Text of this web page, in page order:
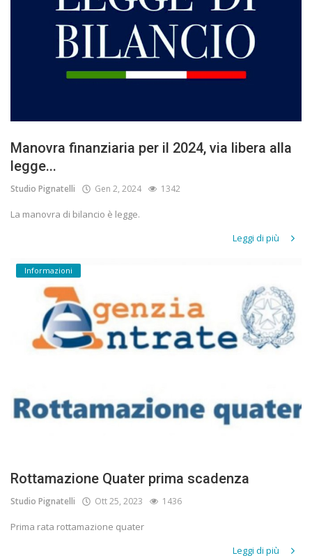
Manovra finanziaria per il 2024, via libera alla
legge...
Studio Pignatelli Gen 2, 2024 1342
La manovra di bilancio è legge.
Leggi di più
Informazioni
Rottamazione Quater prima scadenza
Studio Pignatelli Ott 25, 2023 1436
Prima rata rottamazione quater
Leggi di più